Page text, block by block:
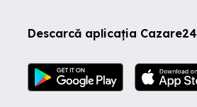
Descarcă aplicația Cazare24